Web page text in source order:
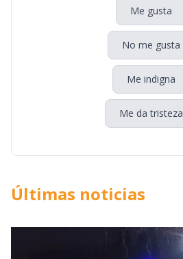
Me gusta
No me gusta
Me indigna
Me da tristeza
Últimas noticias